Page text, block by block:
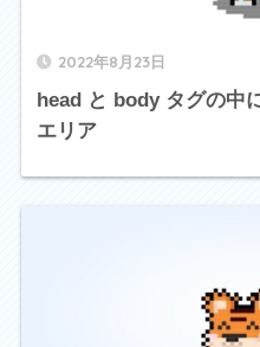
2022年8月23日
head と body タグの中
エリア